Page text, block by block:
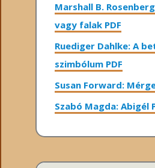
Marshall B.
vagy falak PDF
Ruediger Dahlke: A
szimbólum PDF
Susan Forward:
Szabó Magda: Abigél